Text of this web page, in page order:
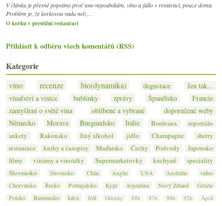
V článku je přesně popsáno proč toto nepodnikám, víno a jídlo v restaraci, pouze doma.
Problém je, že korkovou vadu nelz…
O korku v prestižní restauraci
Přihlásit k odběru všech komentářů (RSS)
Kategorie
víno recenze bio(dynamika) degustace
Jen tak...
vinařství a vinice
bublinky zprávy Španělsko
Francie
zamyšlení o světě vína
oblíbené a vybrané
doporučené weby
Německo
Morava Burgundsko Itálie Bordeaux
reportáže
ankety
Rakousko Jiný alkohol jídlo Champagne
sherry
restaurace
knihy a časopisy Maďarsko Čechy Podvody
Japonsko
filmy
vinárny a vinotéky Supermarketovky kuchyně
speciality
Slovensko
Slovinsko Chile Anglie USA Austrálie
video
Chorvatsko
Řecko Portugalsko Kypr Argentina Nový Zéland
Gruzie
Polsko
Rumunsko káva JAR Odrůdy 84b 87b 90b 92b Apríl